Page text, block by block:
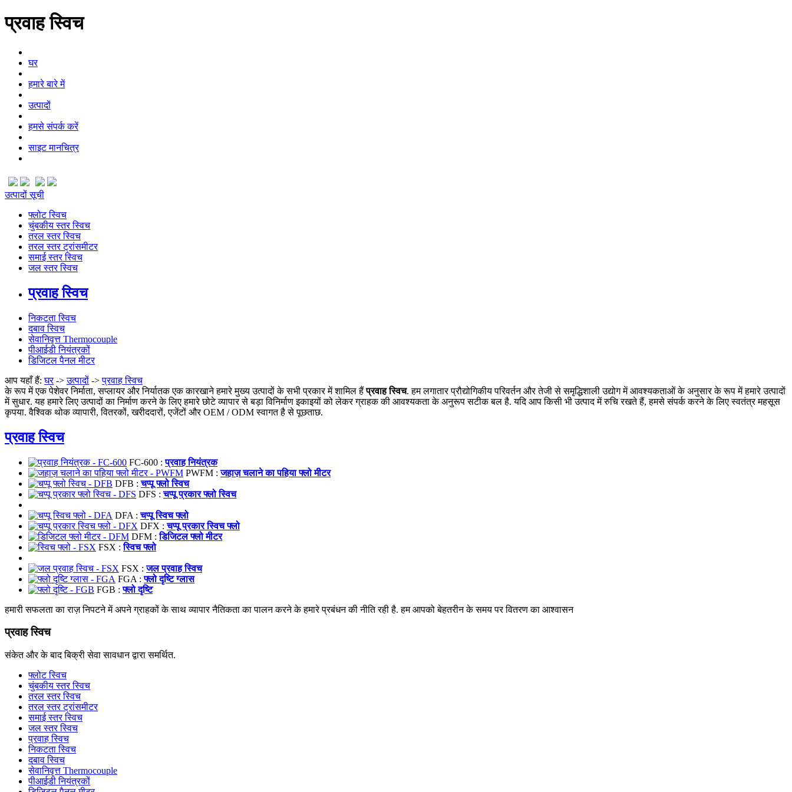
प्रवाह स्विच
घर
हमारे बारे में
उत्पादों
हमसे संपर्क करें
साइट मानचित्र
उत्पादों सूची
फ्लोट स्विच
चुंबकीय स्तर स्विच
तरल स्तर स्विच
तरल स्तर ट्रांसमीटर
समाई स्तर स्विच
जल स्तर स्विच
प्रवाह स्विच
निकटता स्विच
दबाव स्विच
सेवानिवृत्त Thermocouple
पीआईडी नियंत्रकों
डिजिटल पैनल मीटर
आप यहाँ हैं:घर->उत्पादों ->प्रवाह स्विच
के रूप में एक पेशेवर निर्माता, सप्लायर और निर्यातक एक कारखाने हमारे मुख्य उत्पादों के सभी प्रकार में शामिल हैंप्रवाह स्विच. हम लगातार प्रौद्योगिकीय परिवर्तन और तेजी से समृद्धिशाली उद्योग में आवश्यकताओं के अनुसार के रूप में हमारे उत्पादों
में सुधार. यह हमारे लिए उत्पादों का निर्माण करने के लिए हमारे छोटे व्यापार से बड़ा विनिर्माण इकाइयों को लेकर ग्राहक की आवश्यकता के अनुरूप सटीक बल है. यदि आप किसी भी उत्पाद में रुचि रखते हैं, हमसे संपर्क करने के लिए स्वतंत्र महसूस
कृपया. वैश्विक थोक व्यापारी, वितरकों, खरीददारों, एजेंटों और OEM / ODM स्वागत है से पूछताछ.
प्रवाह स्विच
FC-600 :प्रवाह नियंत्रक
PWFM :जहाज़ चलाने का पहिया फ्लो मीटर
DFB :चप्पू फ्लो स्विच
DFS :चप्पू प्रकार फ्लो स्विच
DFA :चप्पू स्विच फ्लो
DFX :चप्पू प्रकार स्विच फ्लो
DFM :डिजिटल फ्लो मीटर
FSX :स्विच फ्लो
FSX :जल प्रवाह स्विच
FGA :फ्लो दृष्टि ग्लास
FGB :फ्लो दृष्टि
हमारी सफलता का राज़ निपटने में अपने ग्राहकों के साथ व्यापार नैतिकता का पालन करने के हमारे प्रबंधन की नीति रही है. हम आपको बेहतरीन के समय पर वितरण का आश्वासन
प्रवाह स्विच
संकेत और के बाद बिक्री सेवा सावधान द्वारा समर्थित.
फ्लोट स्विच
चुंबकीय स्तर स्विच
तरल स्तर स्विच
तरल स्तर ट्रांसमीटर
समाई स्तर स्विच
जल स्तर स्विच
प्रवाह स्विच
निकटता स्विच
दबाव स्विच
सेवानिवृत्त Thermocouple
पीआईडी नियंत्रकों